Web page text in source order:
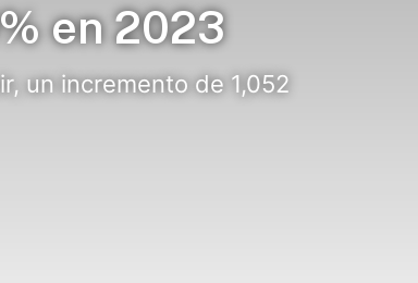
en 2023
un incremento de 1,052